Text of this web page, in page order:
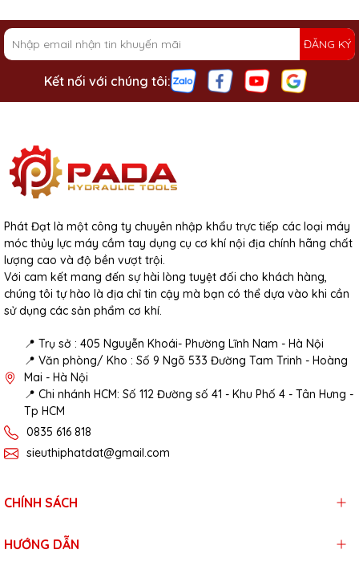
ĐĂNG KÝ
Kết nối với chúng tôi:
Phát Đạt là một công ty chuyên nhập khẩu trực tiếp các loại máy
móc thủy lực máy cầm tay dụng cụ cơ khí nội địa chính hãng chất
lượng cao và độ bền vượt trội.
Với cam kết mang đến sự hài lòng tuyệt đối cho khách hàng,
chúng tôi tự hào là địa chỉ tin cậy mà bạn có thể dựa vào khi cần
sử dụng các sản phẩm cơ khí.
📍 Trụ sở : 405 Nguyễn Khoái- Phường Lĩnh Nam - Hà Nội
📍 Văn phòng/ Kho : Số 9 Ngõ 533 Đường Tam Trinh - Hoàng
Mai - Hà Nội
📍 Chi nhánh HCM: Số 112 Đường số 41 - Khu Phố 4 - Tân Hưng -
Tp HCM
0835 616 818
sieuthiphatdat@gmail.com
CHÍNH SÁCH
HƯỚNG DẪN